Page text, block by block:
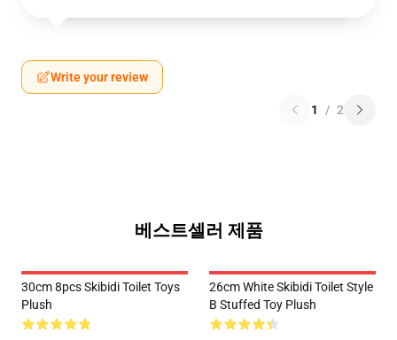
Write your review
1 / 2
베스트셀러 제품
30cm 8pcs Skibidi Toilet Toys
Plush
26cm White Skibidi Toilet Style
B Stuffed Toy Plush